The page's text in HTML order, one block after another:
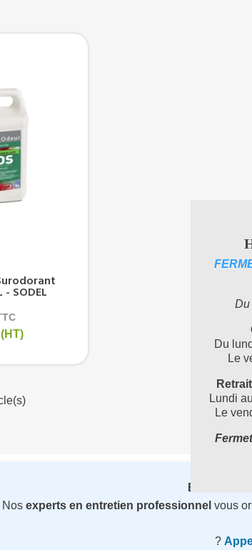
SODEL
(HT)
Besoin
Nos experts en entretien professionnel vous
?
Du
Du
Le
Lundi
Le